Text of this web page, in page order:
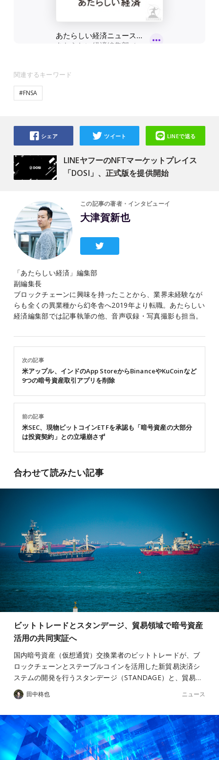
関連するキーワード
#FNSA
LINEヤフーのNFTマーケットプレイス
「DOSI」、正式版を提供開始
シェア ツイート LINEで送る
この記事の著者・インタビューイ
大津賀新也
「あたらしい経済」編集部
副編集長
ブロックチェーンに興味を持ったことから、業界未経験なが
らも全くの異業種から幻冬舎へ2019年より転職。あたらしい
経済編集部では記事執筆の他、音声収録・写真撮影も担当。
前の記事
米SEC、現物ビットコインETFを承認も「暗号資産の大部分
は投資契約」との立場崩さず
次の記事
米アップル、インドのApp StoreからBinanceやKuCoinなど
9つの暗号資産取引アプリを削除
合わせて読みたい記事
ビットトレードとスタンデージ、貿易領域で暗号資産
活用の共同実証へ
国内暗号資産（仮想通貨）交換業者のビットトレードが、ブ
ロックチェーンとステーブルコインを活用した新貿易決済シ
ステムの開発を行うスタンデージ（STANDAGE）と、貿易…
田中柊也 ニュース